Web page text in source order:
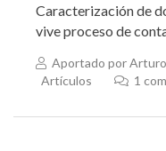
Caracterización de
vive proceso de
Aportado por
Artículos
1